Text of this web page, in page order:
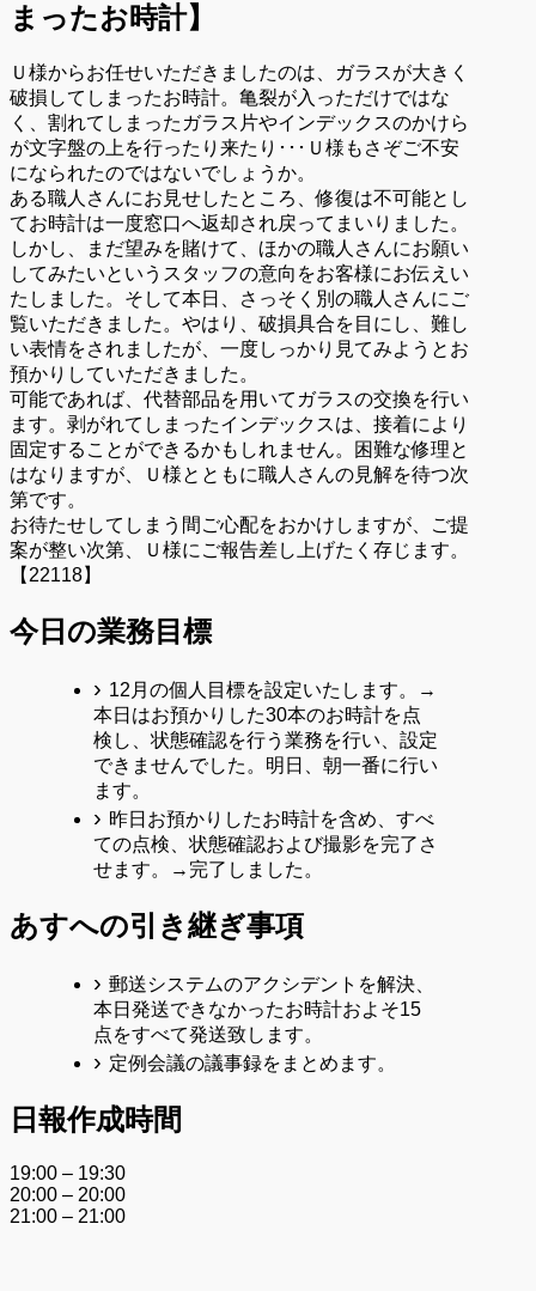
まったお時計】
Ｕ様からお任せいただきましたのは、ガラスが大きく
破損してしまったお時計。亀裂が入っただけではな
く、割れてしまったガラス片やインデックスのかけら
が文字盤の上を行ったり来たり･･･Ｕ様もさぞご不安
になられたのではないでしょうか。
ある職人さんにお見せしたところ、修復は不可能とし
てお時計は一度窓口へ返却され戻ってまいりました。
しかし、まだ望みを賭けて、ほかの職人さんにお願い
してみたいというスタッフの意向をお客様にお伝えい
たしました。そして本日、さっそく別の職人さんにご
覧いただきました。やはり、破損具合を目にし、難し
い表情をされましたが、一度しっかり見てみようとお
預かりしていただきました。
可能であれば、代替部品を用いてガラスの交換を行い
ます。剥がれてしまったインデックスは、接着により
固定することができるかもしれません。困難な修理と
はなりますが、Ｕ様とともに職人さんの見解を待つ次
第です。
お待たせしてしまう間ご心配をおかけしますが、ご提
案が整い次第、Ｕ様にご報告差し上げたく存じます。
【22118】
今日の業務目標
12月の個人目標を設定いたします。→
本日はお預かりした30本のお時計を点
検し、状態確認を行う業務を行い、設定
できませんでした。明日、朝一番に行い
ます。
昨日お預かりしたお時計を含め、すべ
ての点検、状態確認および撮影を完了さ
せます。→完了しました。
あすへの引き継ぎ事項
郵送システムのアクシデントを解決、
本日発送できなかったお時計およそ15
点をすべて発送致します。
定例会議の議事録をまとめます。
日報作成時間
19:00 – 19:30
20:00 – 20:00
21:00 – 21:00